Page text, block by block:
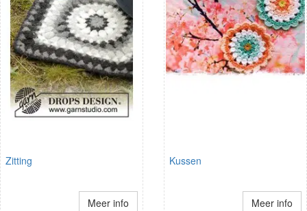
Zitting
Meer info
Kussen
Meer info